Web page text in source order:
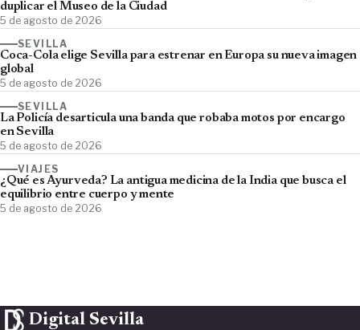
duplicar el Museo de la Ciudad
5 de agosto de 2026
SEVILLA
Coca-Cola elige Sevilla para estrenar en Europa su nueva imagen
global
5 de agosto de 2026
SEVILLA
La Policía desarticula una banda que robaba motos por encargo
en Sevilla
5 de agosto de 2026
VIAJES
¿Qué es Ayurveda? La antigua medicina de la India que busca el
equilibrio entre cuerpo y mente
5 de agosto de 2026
Digital Sevilla